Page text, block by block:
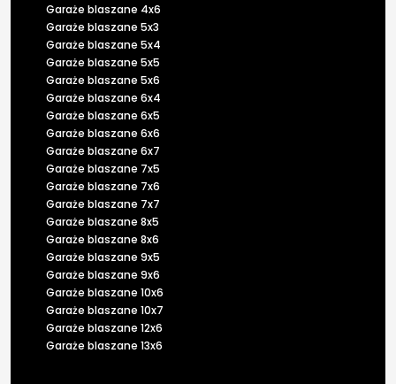
Garaże blaszane 4x6
Garaże blaszane 5x3
Garaże blaszane 5x4
Garaże blaszane 5x5
Garaże blaszane 5x6
Garaże blaszane 6x4
Garaże blaszane 6x5
Garaże blaszane 6x6
Garaże blaszane 6x7
Garaże blaszane 7x5
Garaże blaszane 7x6
Garaże blaszane 7x7
Garaże blaszane 8x5
Garaże blaszane 8x6
Garaże blaszane 9x5
Garaże blaszane 9x6
Garaże blaszane 10x6
Garaże blaszane 10x7
Garaże blaszane 12x6
Garaże blaszane 13x6